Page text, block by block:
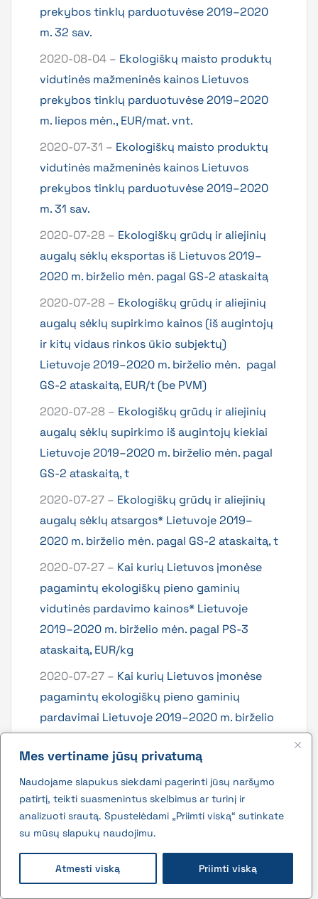
Mes vertiname jūsų privatumą
Naudojame slapukus siekdami pagerinti jūsų naršymo
patirtį, teikti suasmenintus skelbimus ar turinį ir
analizuoti srautą. Spustelėdami „Priimti viską“ sutinkate
su mūsų slapukų naudojimu.
Atmesti viską Priimti viską
prekybos tinklų parduotuvėse 2019–2020
m. 32 sav.
2020-08-04 – Ekologiškų maisto produktų
vidutinės mažmeninės kainos Lietuvos
prekybos tinklų parduotuvėse 2019–2020
m. liepos mėn., EUR/mat. vnt.
2020-07-31 – Ekologiškų maisto produktų
vidutinės mažmeninės kainos Lietuvos
prekybos tinklų parduotuvėse 2019–2020
m. 31 sav.
2020-07-28 – Ekologiškų grūdų ir aliejinių
augalų sėklų eksportas iš Lietuvos 2019–
2020 m. birželio mėn. pagal GS-2 ataskaitą
2020-07-28 – Ekologiškų grūdų ir aliejinių
augalų sėklų supirkimo kainos (iš augintojų
ir kitų vidaus rinkos ūkio subjektų)
Lietuvoje 2019–2020 m. birželio mėn. pagal
GS-2 ataskaitą, EUR/t (be PVM)
2020-07-28 – Ekologiškų grūdų ir aliejinių
augalų sėklų supirkimo iš augintojų kiekiai
Lietuvoje 2019–2020 m. birželio mėn. pagal
GS-2 ataskaitą, t
2020-07-27 – Ekologiškų grūdų ir aliejinių
augalų sėklų atsargos* Lietuvoje 2019–
2020 m. birželio mėn. pagal GS-2 ataskaitą, t
2020-07-27 – Kai kurių Lietuvos įmonėse
pagamintų ekologiškų pieno gaminių
vidutinės pardavimo kainos* Lietuvoje
2019–2020 m. birželio mėn. pagal PS-3
ataskaitą, EUR/kg
2020-07-27 – Kai kurių Lietuvos įmonėse
pagamintų ekologiškų pieno gaminių
pardavimai Lietuvoje 2019–2020 m. birželio
mėn. pagal PS-3 ataskaitą, kg
2020-07-27 –Kai kurių ekologiškų pieno
gaminių gamyba Lietuvos pieno perdirbimo
įmonėse 2019–2020 m. birželio mėn. pagal
PS-3 ataskaitą, kg
2020-07-27 –Žalio natūralaus riebumo
ekologiško pieno supirkimas iš Lietuvos